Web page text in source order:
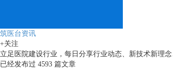
筑医台资讯
+关注
立足医院建设行业，每日分享行业动态、新技术新理
已经发布过 4593 篇文章